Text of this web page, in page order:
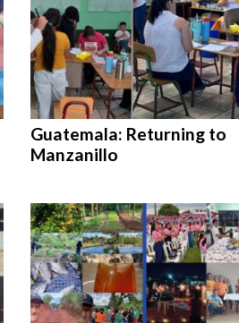
Guatemala: Returning to
Manzanillo